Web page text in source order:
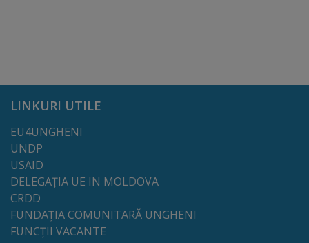
Rapoarte
Consultări
publice
Achiziții
publice
LINKURI UTILE
EU4UNGHENI
UNDP
USAID
DELEGAȚIA UE IN MOLDOVA
CRDD
FUNDAȚIA COMUNITARĂ UNGHENI
FUNCȚII VACANTE